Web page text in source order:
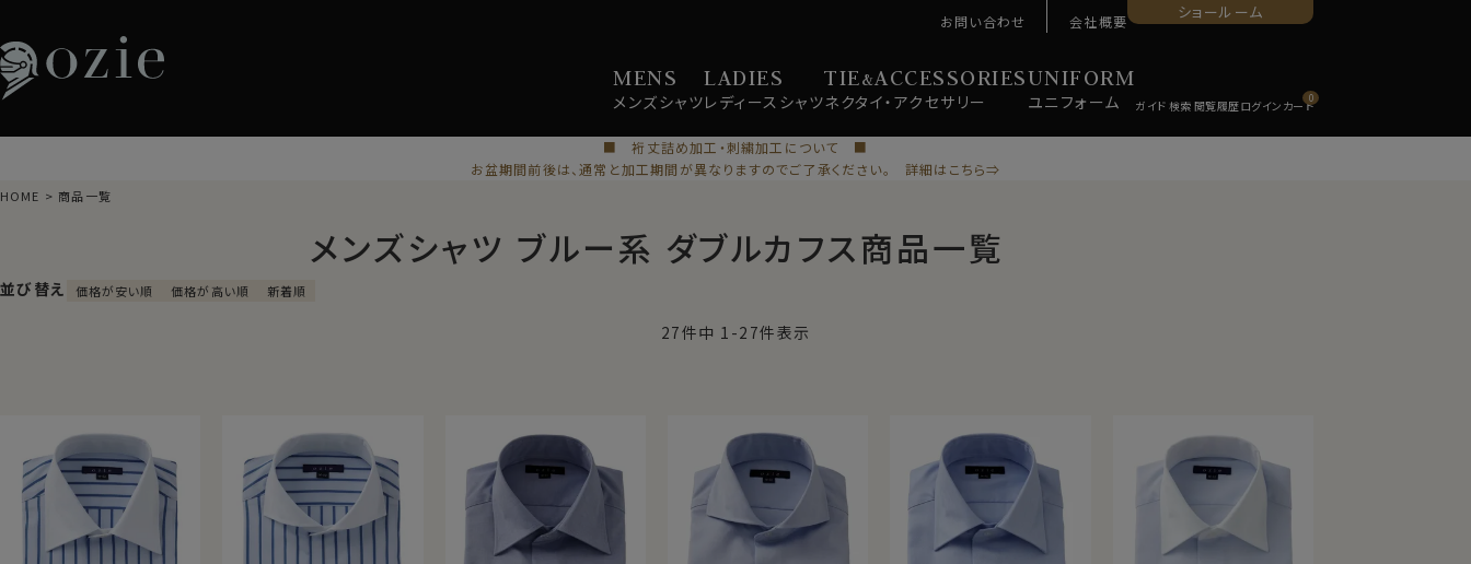
MENS
メンズシャツ
LADIES
レディース シャツ
TIE&ACCESSORIES
ネクタイ・ アクセサリー
UNIFORM
ユニ フォーム
お問い合わせ 会社概要 ショールーム
0
■ 裄丈詰め加工・刺繍加工について ■
お盆期間前後は、通常と加工期間が異なりますのでご了承ください。 詳細はこちら⇒
HOME 商品一覧
メンズシャツ ブルー系 ダブルカフス商品一覧
並び替え 価格が安い順 価格が高い順 新着順
27件中 1 -27件表示